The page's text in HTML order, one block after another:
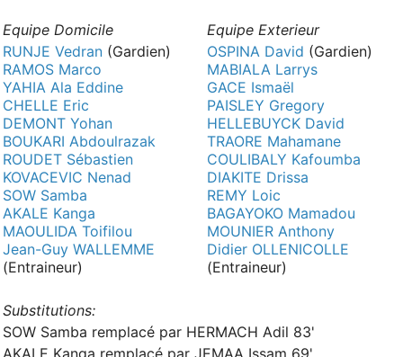
Equipe Domicile
Equipe Exterieur
RUNJE Vedran (Gardien)
RAMOS Marco
YAHIA Ala Eddine
CHELLE Eric
DEMONT Yohan
BOUKARI Abdoulrazak
ROUDET Sébastien
KOVACEVIC Nenad
SOW Samba
AKALE Kanga
MAOULIDA Toifilou
Jean-Guy WALLEMME
(Entraineur)
OSPINA David (Gardien)
MABIALA Larrys
GACE Ismaël
PAISLEY Gregory
HELLEBUYCK David
TRAORE Mahamane
COULIBALY Kafoumba
DIAKITE Drissa
REMY Loic
BAGAYOKO Mamadou
MOUNIER Anthony
Didier OLLENICOLLE
(Entraineur)
Substitutions:
SOW Samba remplacé par HERMACH Adil 83'
AKALE Kanga remplacé par JEMAA Issam 69'